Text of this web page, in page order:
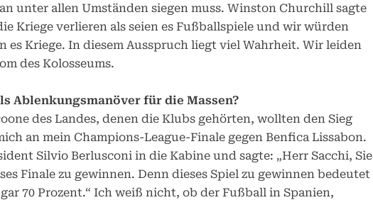
unter allen Umständen siegen muss. Winston Churchill sagte
Kriege verlieren als seien es Fußballspiele und wir würden
es Kriege. In diesem Ausspruch liegt viel Wahrheit. Wir leiden
des Kolosseums.
Ablenkungsmanöver für die Massen?
des Landes, denen die Klubs gehörten, wollten den Sieg
an mein Champions-League-Finale gegen Benfica Lissabon.
Silvio Berlusconi in die Kabine und sagte: „Herr Sacchi, Sie
Finale zu gewinnen. Denn dieses Spiel zu gewinnen bedeutet
70 Prozent.“ Ich weiß nicht, ob der Fußball in Spanien,